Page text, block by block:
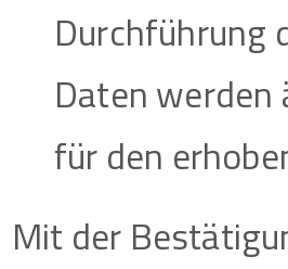
Durchführung
Daten
für den
Mit der